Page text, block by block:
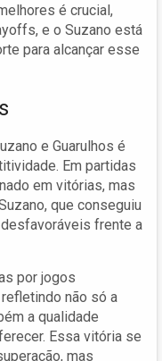
é crucial,
e o Suzano está
para alcançar esse
e Guarulhos é
Em partidas
em vitórias, mas
que conseguiu
frente a
por jogos
não só a
a qualidade
Essa vitória se
mas